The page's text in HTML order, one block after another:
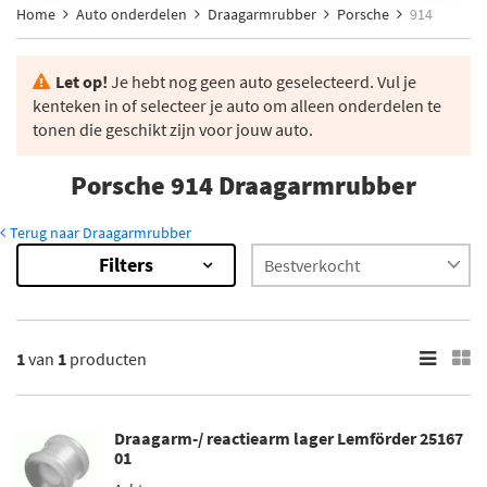
Home
Auto onderdelen Draagarmrubber Porsche 914
Let op! Je hebt nog geen auto geselecteerd. Vul je
kenteken in of selecteer je auto om alleen onderdelen te
tonen die geschikt zijn voor jouw auto.
Porsche 914 Draagarmrubber
Terug naar Draagarmrubber
Resultaten
×
Stabilisatorstang rubber (1)
Draagarm-/ reactiearm lager (1)
Filters
1van 1 producten
Draagarm-/ reactiearm lager Lemförder 25167
01